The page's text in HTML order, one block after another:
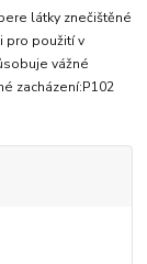
látky znečištěné
pro použití v
vážné
zacházení:P102